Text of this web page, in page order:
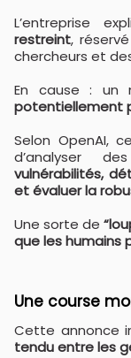
L’entreprise
restreint,
chercheurs et
En cause : un
potentiellement
Selon OpenAI,
d’analyser
vulnérabilités,
et évaluer la
Une sorte de
que les humains
Une course
Cette annonce
tendu entre les